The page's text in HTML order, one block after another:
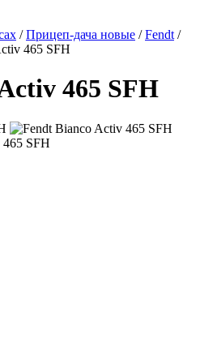
/Прицеп-дача новые /Fendt /
465 SFH
465 SFH